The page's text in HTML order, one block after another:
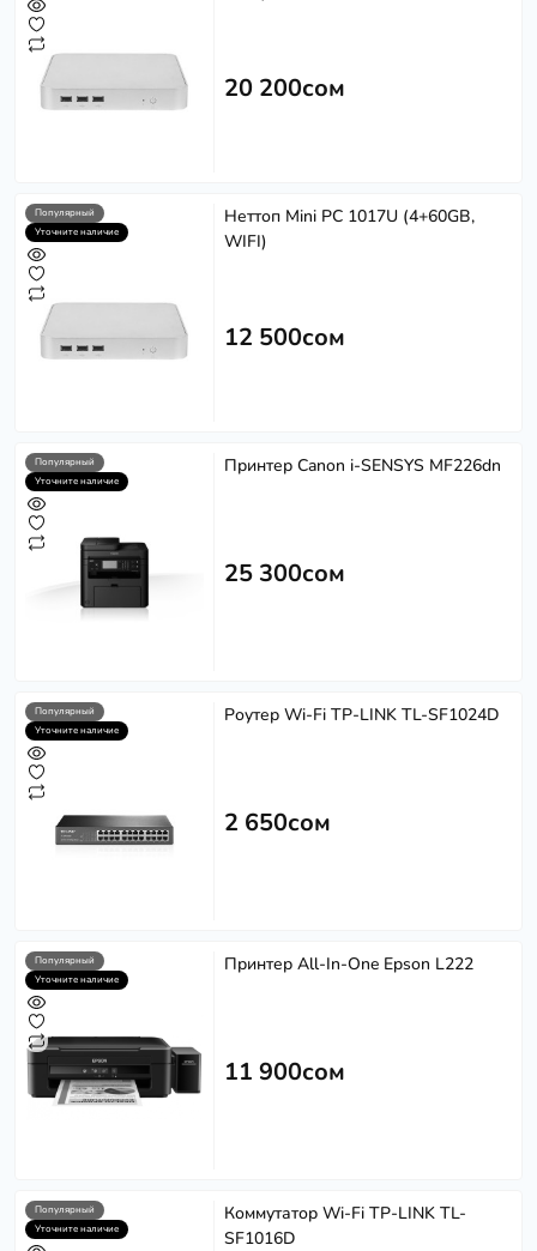
20 200сом
Популярный
Уточните наличие
Неттоп Mini PC 1017U (4+60GB,
WIFI)
12 500сом
Популярный
Уточните наличие
Принтер Canon i-SENSYS MF226dn
25 300сом
Популярный
Уточните наличие
Роутер Wi-Fi TP-LINK TL-SF1024D
2 650сом
Популярный
Уточните наличие
Принтер All-In-One Epson L222
11 900сом
Популярный
Уточните наличие
Коммутатор Wi-Fi TP-LINK TL-
SF1016D